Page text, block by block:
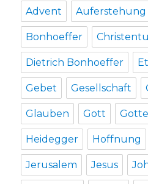
Advent Auferstehung
Bonhoeffer
Dietrich Bonhoeffer
Gebet Gesellschaft
Glauben Gott
Heidegger Hoffnung
Jerusalem Jesus